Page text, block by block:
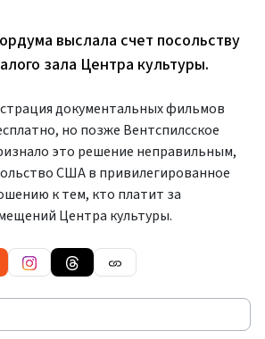
выслала счет посольству
зала Центра культуры.
документальных фильмов
но позже Вентспилсское
это решение неправильным,
США в привилегированное
к тем, кто платит за
Центра культуры.